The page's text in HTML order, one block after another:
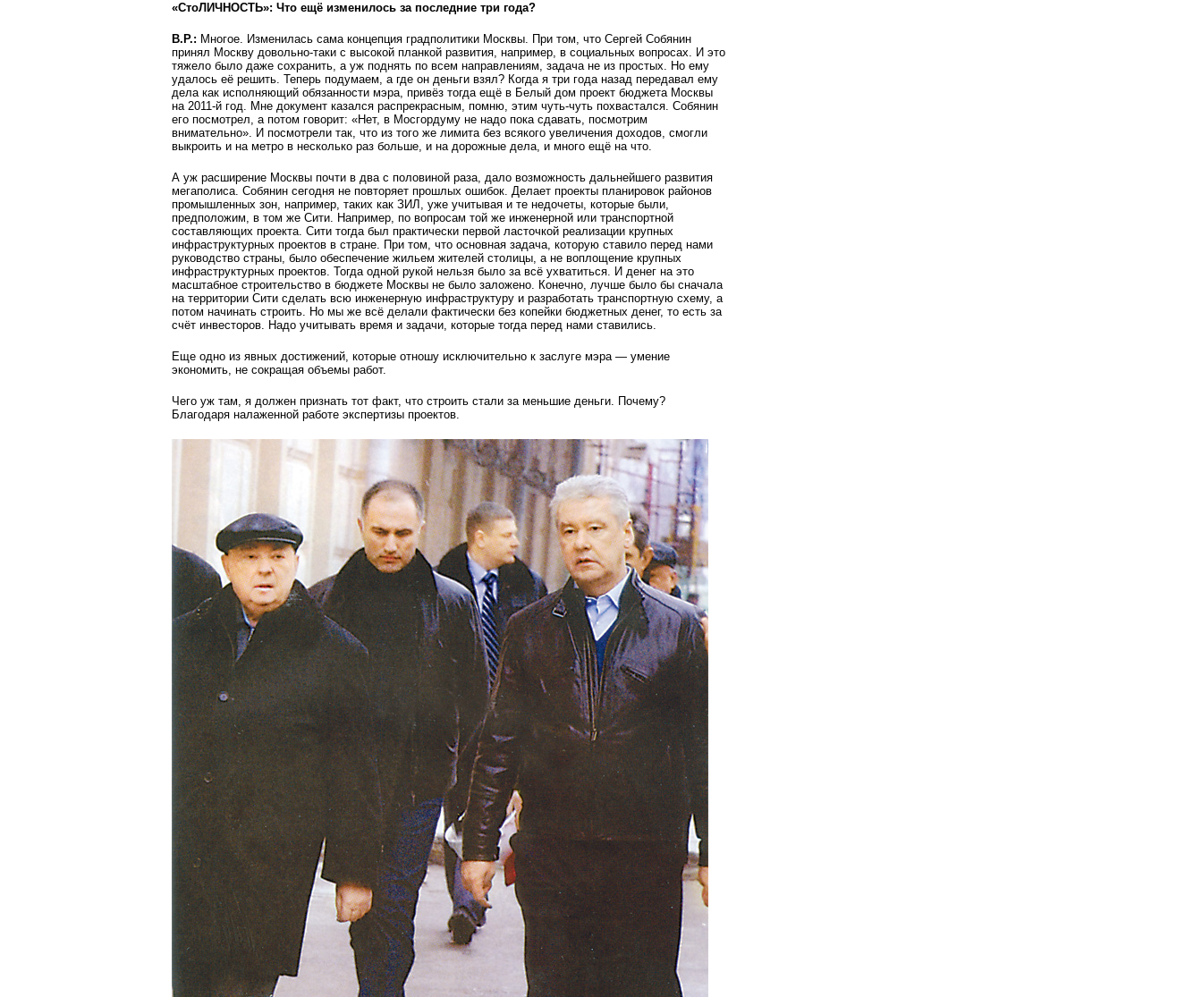
«СтоЛИЧНОСТЬ»: Что ещё изменилось за последние три года?
В.Р.: Многое. Изменилась сама концепция градполитики Москвы. При том, что Сергей Собянин
принял Москву довольно-таки с высокой планкой развития, например, в социальных вопросах. И это
тяжело было даже сохранить, а уж поднять по всем направлениям, задача не из простых. Но ему
удалось её решить. Теперь подумаем, а где он деньги взял? Когда я три года назад передавал ему
дела как исполняющий обязанности мэра, привёз тогда ещё в Белый дом проект бюджета Москвы
на 2011-й год. Мне документ казался распрекрасным, помню, этим чуть-чуть похвастался. Собянин
его посмотрел, а потом говорит: «Нет, в Мосгордуму не надо пока сдавать, посмотрим
внимательно». И посмотрели так, что из того же лимита без всякого увеличения доходов, смогли
выкроить и на метро в несколько раз больше, и на дорожные дела, и много ещё на что.
А уж расширение Москвы почти в два с половиной раза, дало возможность дальнейшего развития
мегаполиса. Собянин сегодня не повторяет прошлых ошибок. Делает проекты планировок районов
промышленных зон, например, таких как ЗИЛ, уже учитывая и те недочеты, которые были,
предположим, в том же Сити. Например, по вопросам той же инженерной или транспортной
составляющих проекта. Сити тогда был практически первой ласточкой реализации крупных
инфраструктурных проектов в стране. При том, что основная задача, которую ставило перед нами
руководство страны, было обеспечение жильем жителей столицы, а не воплощение крупных
инфраструктурных проектов. Тогда одной рукой нельзя было за всё ухватиться. И денег на это
масштабное строительство в бюджете Москвы не было заложено. Конечно, лучше было бы сначала
на территории Сити сделать всю инженерную инфраструктуру и разработать транспортную схему, а
потом начинать строить. Но мы же всё делали фактически без копейки бюджетных денег, то есть за
счёт инвесторов. Надо учитывать время и задачи, которые тогда перед нами ставились.
Еще одно из явных достижений, которые отношу исключительно к заслуге мэра — умение
экономить, не сокращая объемы работ.
Чего уж там, я должен признать тот факт, что строить стали за меньшие деньги. Почему?
Благодаря налаженной работе экспертизы проектов.